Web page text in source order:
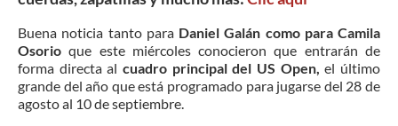
Buena noticia tanto para Daniel Galán como para Camila
Osorio que este miércoles conocieron que entrarán de
forma directa al cuadro principal del US Open, el último
grande del año que está programado para jugarse del 28 de
agosto al 10 de septiembre.